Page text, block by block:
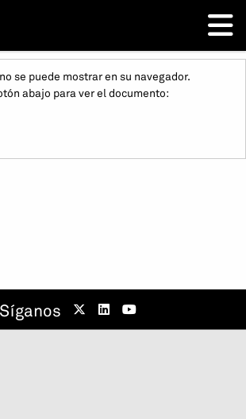
se puede mostrar en su navegador.
abajo para ver el documento:
Síganos